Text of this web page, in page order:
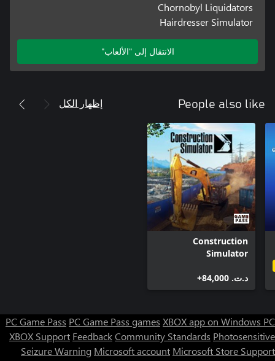
Chornobyl Liquidators
Hairdresser Simulator
الانتقال إلى "الألعاب"
People also like إظهار الكل
Construction
Simulator
د.ت.‏ 84,000+
PC Game Pass PC Game Pass games XBOX app on Windows PC
XBOX Support FeedbackCommunity Standards Photosensitive
Seizure Warning Microsoft account Microsoft Store Support